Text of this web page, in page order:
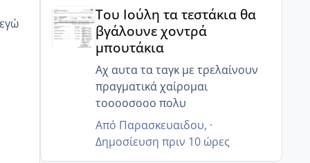
Του Ιούλη τα τεστάκια θα
βγάλουνε χοντρά
μπουτάκια
Αχ αυτα τα ταγκ με τρελαίνουν
πραγματικά χαίρομαι
τοοοοσοοο πολυ
Από Παρασκευαιδου, ·
Δημοσίευση πριν 10 ώρες